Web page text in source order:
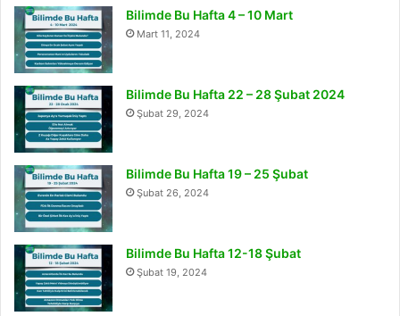
Bilimde Bu Hafta 4 – 10 Mart
Mart 11, 2024
Bilimde Bu Hafta 22 – 28 Şubat 2024
Şubat 29, 2024
Bilimde Bu Hafta 19 – 25 Şubat
Şubat 26, 2024
Bilimde Bu Hafta 12-18 Şubat
Şubat 19, 2024